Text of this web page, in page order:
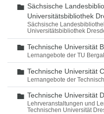
Ordner
Sächsische
Universitätsbibliothek
Sächsische
Universitätsbibliothek
Ordner
Technische Universität
Lernangebote der TU
Ordner
Technische Universität
Lernangebote der
Ordner
Technische Universität
Lehrveranstaltungen und
Technischen Universität